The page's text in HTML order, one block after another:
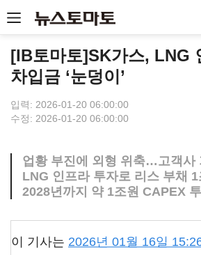
[IB토마토]SK가스, LNG
차입금 ‘눈덩이’
입력: 2026-01-20 06:00:00
수정: 2026-01-20 06:00:00
업황 부진에 외형 위축…고객사
LNG 인프라 투자로 리스 부채 1
2028년까지 약 1조원 CAPEX
이 기사는 2026년 01월 16일